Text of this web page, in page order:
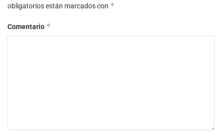
obligatorios están marcados con *
Comentario *